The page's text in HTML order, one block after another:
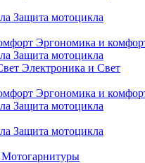
Защита мотоцикла
Эргономика и
Защита мотоцикла
Электроника и Свет
Эргономика и
Защита мотоцикла
Защита мотоцикла
Мотогарнитуры